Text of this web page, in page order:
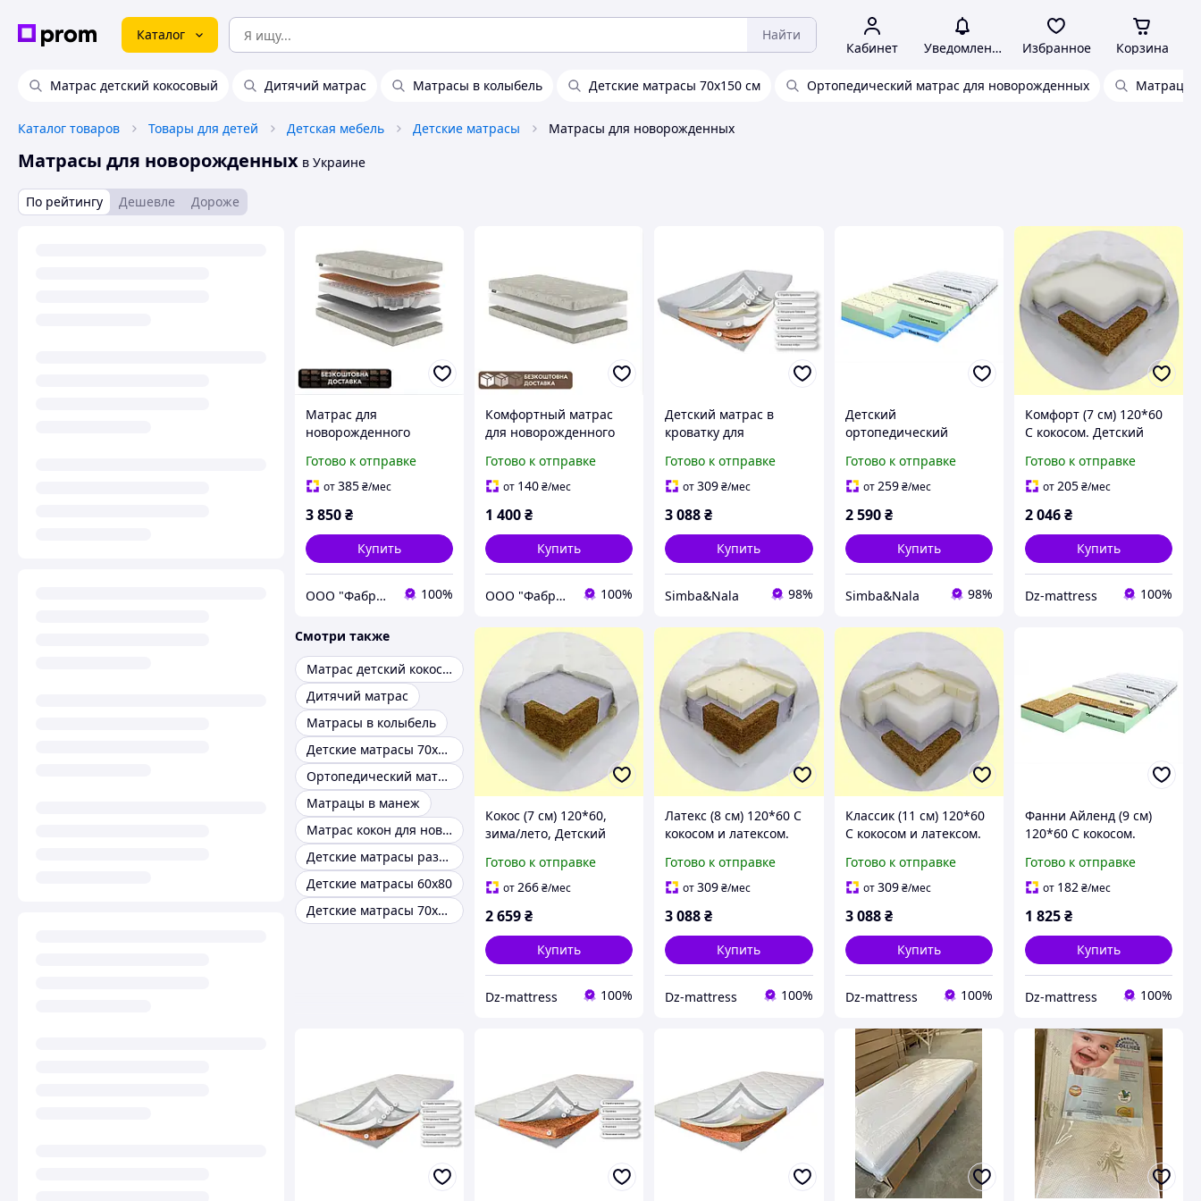
Каталог Найти
Кабинет Уведомления Избранное Корзина
Матрас детский кокосовый Дитячий матрас Матрасы в колыбель Детские матрасы 70х150 см Ортопедический матрас для новорожденных Матрацы
Каталог товаров Товары для детей Детская мебель Детские матрасы Матрасы для новорожденных
Матрасы для новорожденных в Украине
По рейтингу Дешевле Дороже
Матрас для
новорожденного
Звездочка" 70х140 см
ортопедический
гипоаллергенный
Готово к отправке
от385₴/мес
3 850₴
Купить
ООО "Фабрикум" - магазин ортопедических матрасов 100%
Комфортный матрас
для новорожденного
Звездочка 60x120 см
мягкий
Готово к отправке
от 140₴/мес
1 400₴
Купить
ООО "Фабрикум" - магазин ортопедических матрасов 100%
Детский матрас в
кроватку для
Классик 120х60х11см,
ортопедический и
кокосом и латексом
Готово к отправке
от309₴/мес
3 088₴
Купить
Simba&Nala 98%
Детский
ортопедический
новорожденных Смарт
Айленд 120х60х11см, с
Готово к отправке
от259 ₴/мес
2 590 ₴
Купить
Simba&Nala 98%
Комфорт (7 см) 120*60
С кокосом. Детский
новорожденного
ортопедический
Готово к отправке
от205₴/мес
2 046₴
Купить
Dz-mattress 100%
Смотри также
Матрас детский кокосовый
Дитячий матрас
Матрасы в колыбель
Детские матрасы 70х150 см
Ортопедический матрас для новорожденных
Матрацы в манеж
Матрас кокон для новорожденных
Детские матрасы размеры
Детские матрасы 60х80
Детские матрасы 70х140
Кокос (7 см) 120*60,
зима/лето, Детский
новорожденного
ортопедический
Готово к отправке
от266₴/мес
2 659₴
Купить
Dz-mattress 100%
Латекс (8 см) 120*60 С
кокосом и латексом.
кроватку для
новорожденного
Готово к отправке
от309₴/мес
3 088₴
Купить
Dz-mattress 100%
Классик (11 см) 120*60
С кокосом и латексом.
кроватку для
новорожденного
Готово к отправке
от309 ₴/мес
3 088 ₴
Купить
Dz-mattress 100%
Фанни Айленд (9 см)
120*60 С кокосом.
кроватку для
новорожденного
Готово к отправке
от 182₴/мес
1 825₴
Купить
Dz-mattress 100%